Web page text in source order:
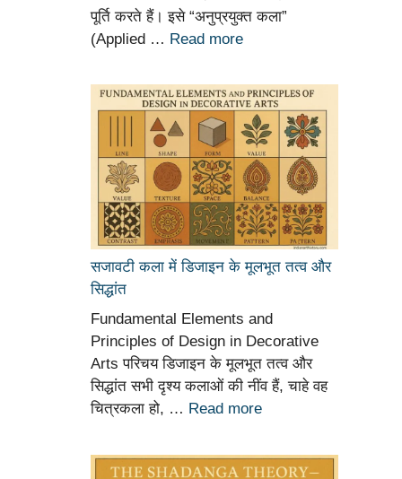
पूर्ति करते हैं। इसे “अनुप्रयुक्त कला”
(Applied … Read more
सजावटी कला में डिजाइन के मूलभूत तत्व और
सिद्धांत
Fundamental Elements and
Principles of Design in Decorative
Arts परिचय डिजाइन के मूलभूत तत्व और
सिद्धांत सभी दृश्य कलाओं की नींव हैं, चाहे वह
चित्रकला हो, … Read more